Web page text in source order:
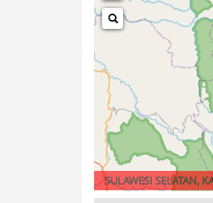
SULAWESI SELATAN,